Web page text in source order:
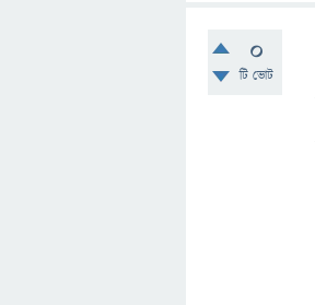
0
টি ভোট